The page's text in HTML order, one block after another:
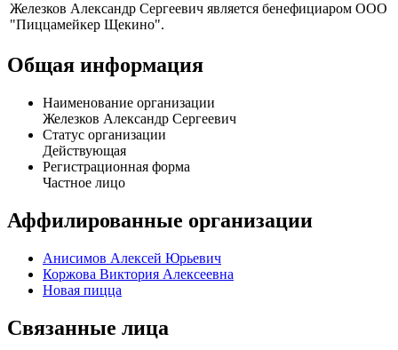
Железков Александр Сергеевич является бенефициаром ООО
"Пиццамейкер Щекино".
Общая информация
Наименование организации
Железков Александр Сергеевич
Статус организации
Действующая
Регистрационная форма
Частное лицо
Аффилированные организации
Анисимов Алексей Юрьевич
Коржова Виктория Алексеевна
Новая пицца
Связанные лица